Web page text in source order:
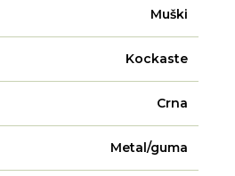
Muški
Kockaste
Crna
Metal/guma